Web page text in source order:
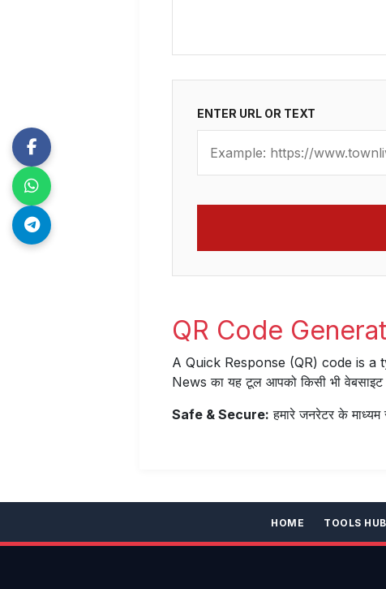
ENTER URL OR TEXT
QR Code
A Quick Response (QR) code is
News का यह टूल आपको किसी भी
Safe & Secure: हमारे जनरेटर के माध्यम
HOME TOOLS HUB